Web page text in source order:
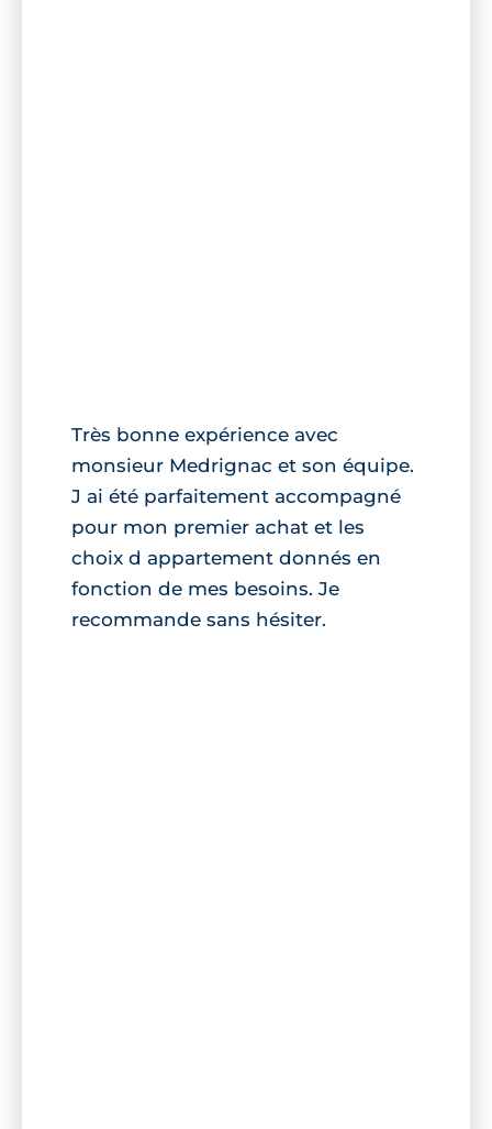
Très bonne expérience avec
monsieur Medrignac et son équipe.
J ai été parfaitement accompagné
pour mon premier achat et les
choix d appartement donnés en
fonction de mes besoins. Je
recommande sans hésiter.